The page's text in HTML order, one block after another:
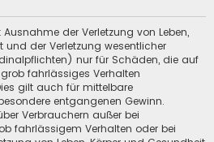
der Verletzung von Leben,
und der Verletzung wesentlicher
nur für Schäden, die auf
fahrlässiges Verhalten
gilt auch für mittelbare
entgangenen Gewinn.
Verbrauchern außer bei
fahrlässigem Verhalten oder bei